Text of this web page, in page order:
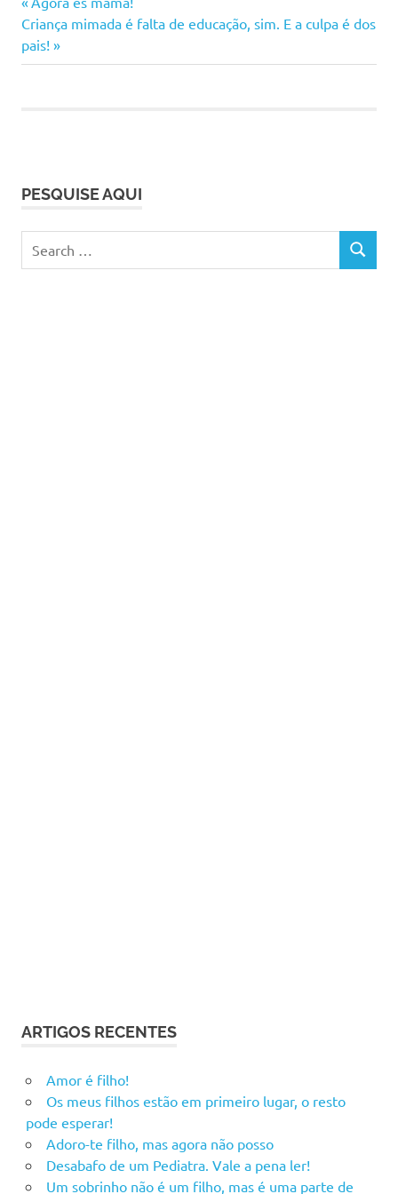
mãe
Navegação
de
Post:
Next
Post:
Criança mimada é falta de educação, sim. E a culpa é dos
pais!
PESQUISE AQUI
for:
SEARCH
ARTIGOS RECENTES
Amor é filho!
Os meus filhos estão em primeiro lugar, o resto
pode esperar!
Adoro-te filho, mas agora não posso
Desabafo de um Pediatra. Vale a pena ler!
Um sobrinho não é um filho, mas é uma parte de